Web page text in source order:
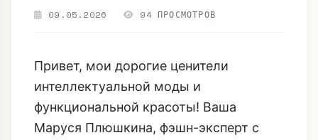
09.05.2026 94 ПРОСМОТРОВ
Привет, мои дорогие ценители
интеллектуальной моды и
функциональной красоты! Ваша
Маруся Плюшкина, фэшн-эксперт с